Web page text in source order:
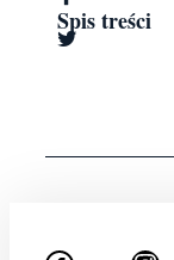
Spis treści